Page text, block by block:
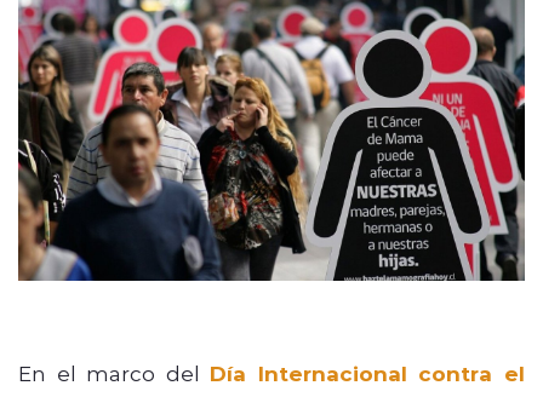
En el marco del Día Internacional contra el